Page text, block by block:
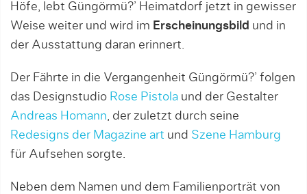
Höfe, lebt Güngörmü?’ Heimatdorf jetzt in gewisser
Weise weiter und wird im Erscheinungsbild und in
der Ausstattung daran erinnert.
Der Fährte in die Vergangenheit Güngörmü?’ folgen
das Designstudio Rose Pistola und der Gestalter
Andreas Homann, der zuletzt durch seine
Redesigns der Magazine art und Szene Hamburg
für Aufsehen sorgte.
Neben dem Namen und dem Familienporträt von